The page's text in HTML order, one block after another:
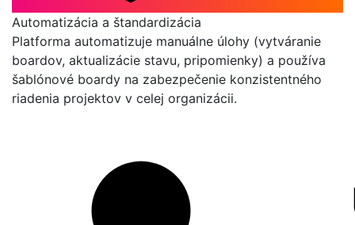
Automatizácia a štandardizácia
Platforma automatizuje manuálne úlohy (vytváranie
boardov, aktualizácie stavu, pripomienky) a používa
šablónové boardy na zabezpečenie konzistentného
riadenia projektov v celej organizácii.